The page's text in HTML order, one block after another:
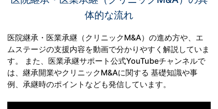
体的な流れ
医院継承・医業承継（クリニックM&A）の進め方や、エ
ムステージの支援内容を動画で分かりやすく解説していま
す。
また、医業承継サポート公式YouTubeチャンネルで
は、継承開業やクリニックM&Aに関する 基礎知識や事
例、承継時のポイントなども発信しています。